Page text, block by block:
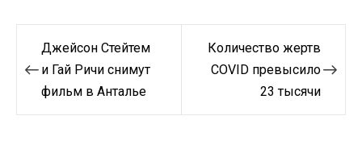
Навигация
по
записям
Джейсон Стейтем
и Гай Ричи снимут
фильм в Анталье
Количество жертв
COVID превысило
23 тысячи